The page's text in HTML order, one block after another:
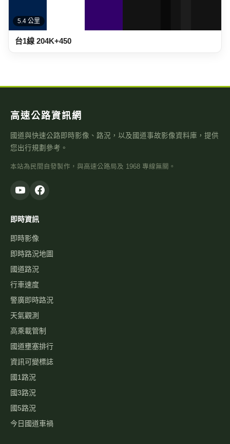
5.4 公里
台1線 204K+450
高速公路資訊網
國道與快速公路即時影像、路況，以及國道事故影像資料庫，提供
您出行規劃參考。
本站為民間自發製作，與高速公路局及 1968 專線無關。
即時資訊
即時影像
即時路況地圖
國道路況
行車速度
警廣即時路況
天氣觀測
高乘載管制
國道壅塞排行
資訊可變標誌
國1路況
國3路況
國5路況
今日國道車禍